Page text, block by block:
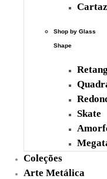
Shop by Glass
Shape
Skate
Novidades
Coleções
Arte Metálica